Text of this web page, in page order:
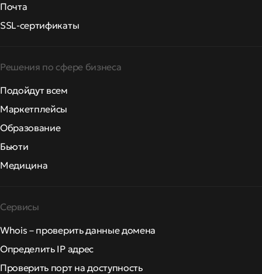
Почта
SSL-сертификаты
Решения по сфере бизнеса
Подойдут всем
Маркетплейсы
Образование
Бьюти
Медицина
Сервисы
Whois – проверить данные домена
Определить IP адрес
Проверить порт на доступность